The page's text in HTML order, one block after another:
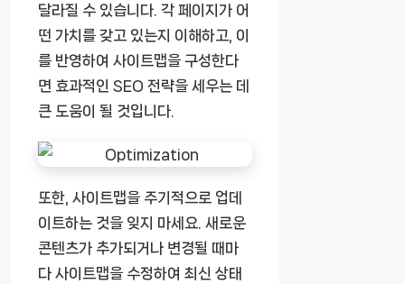
달라질 수 있습니다. 각 페이지가 어
떤 가치를 갖고 있는지 이해하고, 이
를 반영하여 사이트맵을 구성한다
면 효과적인 SEO 전략을 세우는 데
큰 도움이 될 것입니다.
또한, 사이트맵을 주기적으로 업데
이트하는 것을 잊지 마세요. 새로운
콘텐츠가 추가되거나 변경될 때마
다 사이트맵을 수정하여 최신 상태